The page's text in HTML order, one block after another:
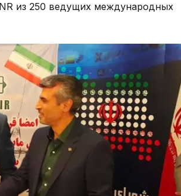
из 250 ведущих международных